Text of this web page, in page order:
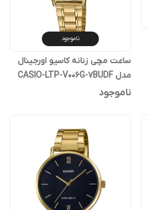
ناموجود
ساعت مچی زنانه کاسیو اورجینال
مدل CASIO-LTP-V006G-7BUDF
ناموجود